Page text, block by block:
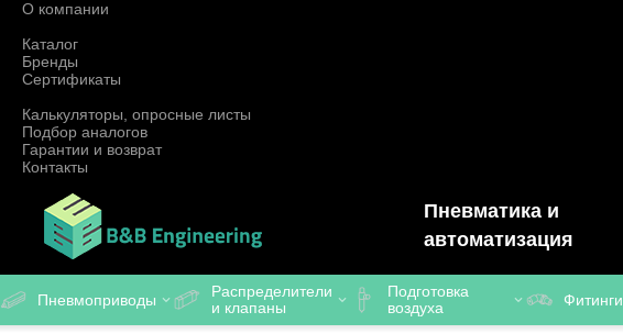
О компании
Каталог
Бренды
Сертификаты
Калькуляторы, опросные листы
Подбор аналогов
Гарантии и возврат
Контакты
Пневматика и
автоматизация
Пневмоприводы
Распределители
и клапаны
Подготовка
воздуха
Фитинги